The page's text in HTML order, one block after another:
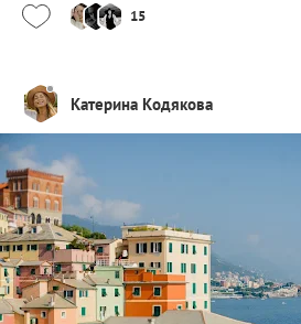
15
Катерина Кодякова